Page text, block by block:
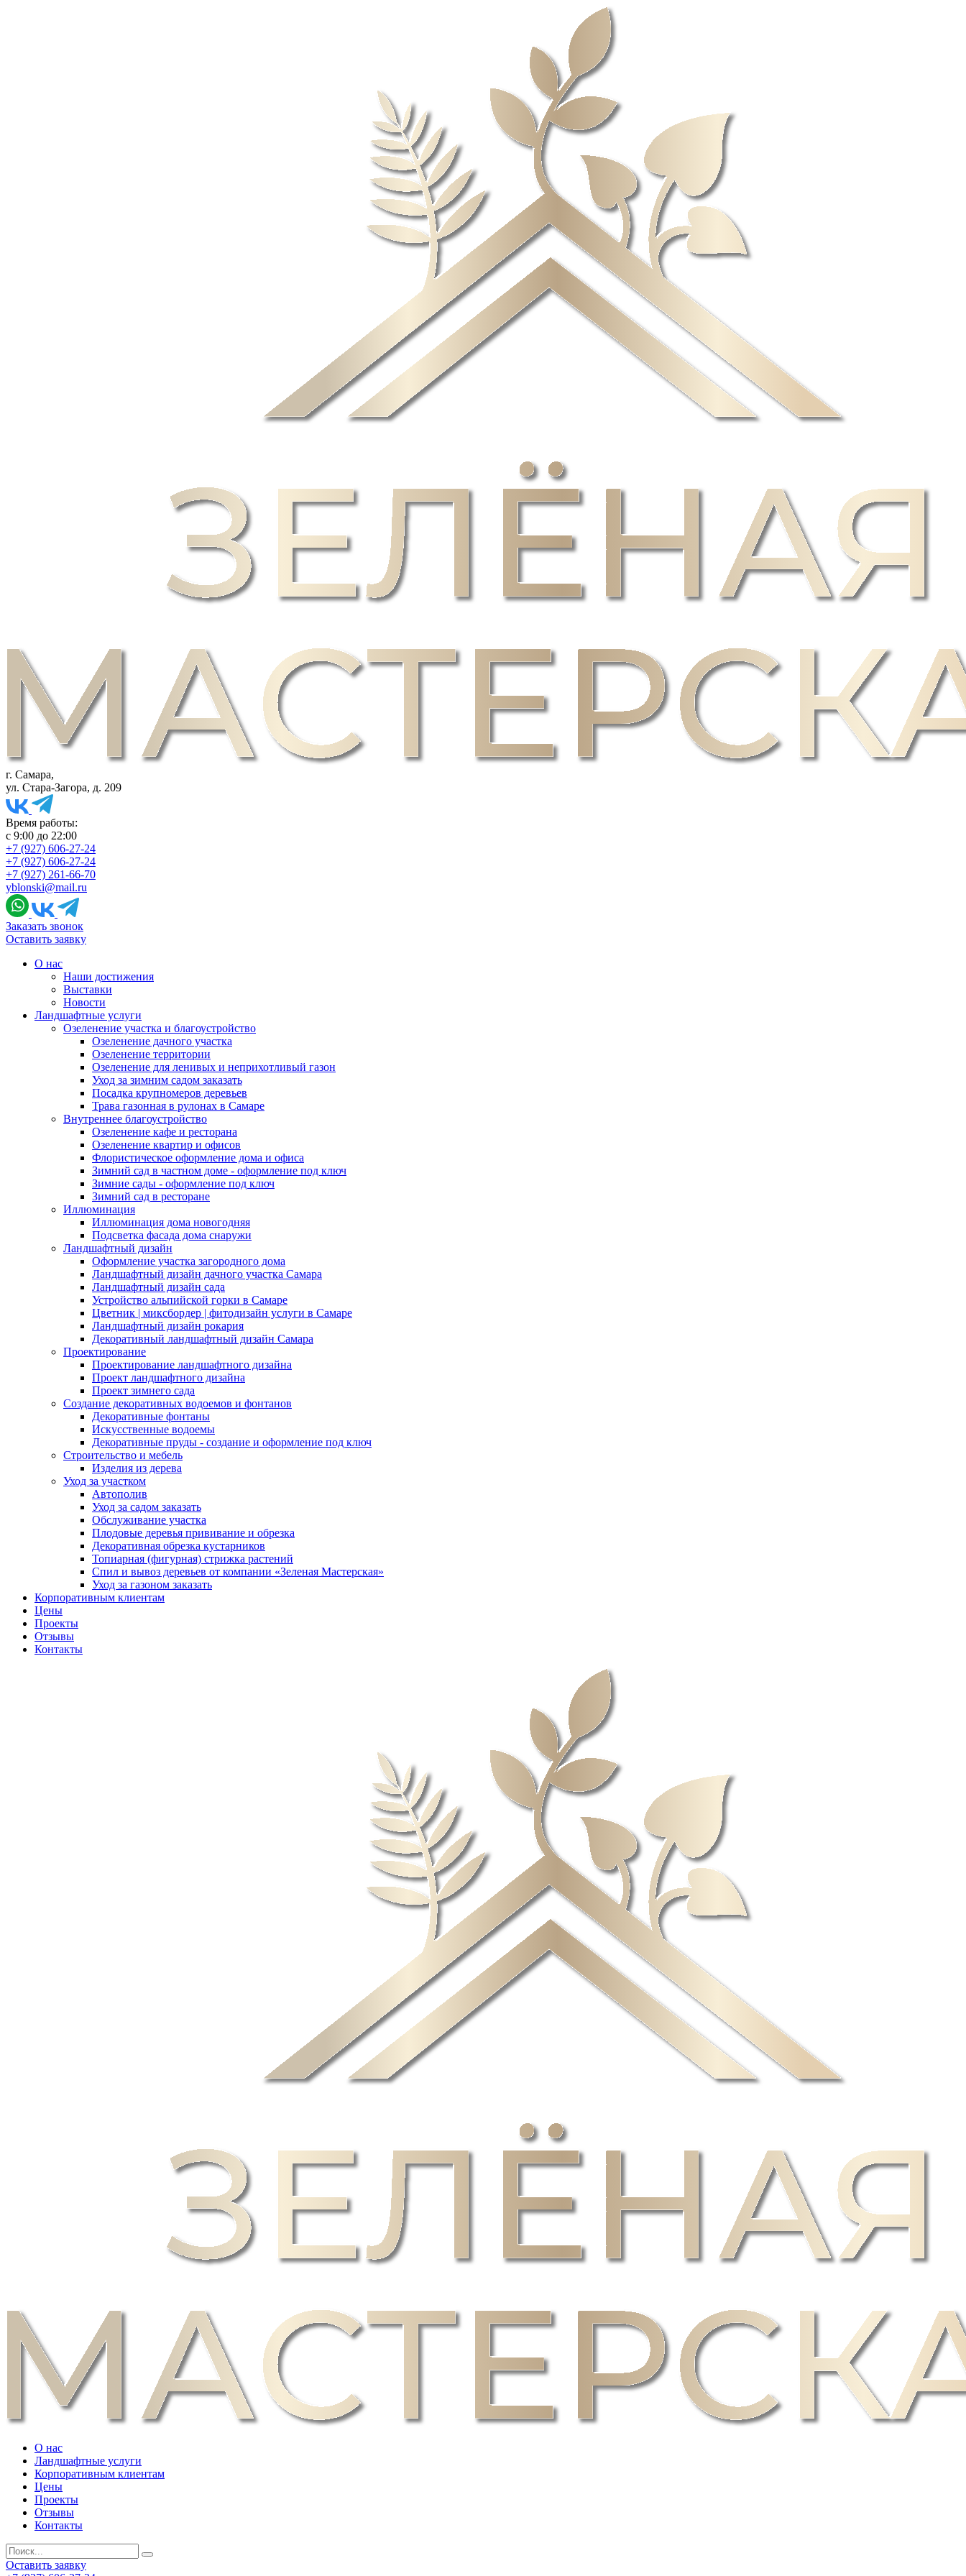
г. Самара,
ул. Стара-Загора, д. 209
Время работы:
с 9:00 до 22:00
+7 (927) 606-27-24
+7 (927) 606-27-24
+7 (927) 261-66-70
yblonski@mail.ru
Заказать звонок
Оставить заявку
О нас
Наши достижения
Выставки
Новости
Ландшафтные услуги
Озеленение участка и благоустройство
Озеленение дачного участка
Озеленение территории
Озеленение для ленивых и неприхотливый газон
Уход за зимним садом заказать
Посадка крупномеров деревьев
Трава газонная в рулонах в Самаре
Внутреннее благоустройство
Озеленение кафе и ресторана
Озеленение квартир и офисов
Флористическое оформление дома и офиса
Зимний сад в частном доме - оформление под ключ
Зимние сады - оформление под ключ
Зимний сад в ресторане
Иллюминация
Иллюминация дома новогодняя
Подсветка фасада дома снаружи
Ландшафтный дизайн
Оформление участка загородного дома
Ландшафтный дизайн дачного участка Самара
Ландшафтный дизайн сада
Устройство альпийской горки в Самаре
Цветник | миксбордер | фитодизайн услуги в Самаре
Ландшафтный дизайн рокария
Декоративный ландшафтный дизайн Самара
Проектирование
Проектирование ландшафтного дизайна
Проект ландшафтного дизайна
Проект зимнего сада
Создание декоративных водоемов и фонтанов
Декоративные фонтаны
Искусственные водоемы
Декоративные пруды - создание и оформление под ключ
Строительство и мебель
Изделия из дерева
Уход за участком
Автополив
Уход за садом заказать
Обслуживание участка
Плодовые деревья прививание и обрезка
Декоративная обрезка кустарников
Топиарная (фигурная) стрижка растений
Спил и вывоз деревьев от компании «Зеленая Мастерская»
Уход за газоном заказать
Корпоративным клиентам
Цены
Проекты
Отзывы
Контакты
О нас
Ландшафтные услуги
Корпоративным клиентам
Цены
Проекты
Отзывы
Контакты
Оставить заявку